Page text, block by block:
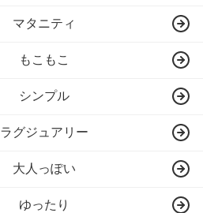
マタニティ
もこもこ
シンプル
ラグジュアリー
大人っぽい
ゆったり